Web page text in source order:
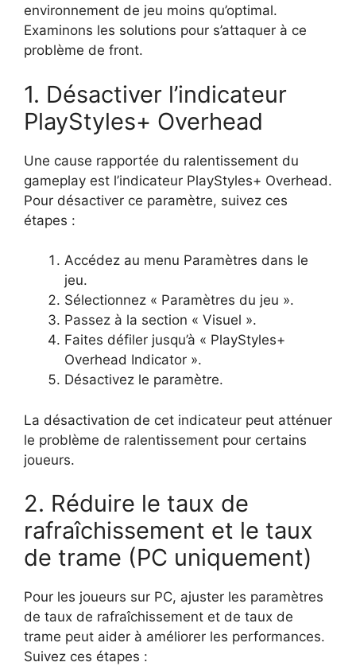
environnement de jeu moins qu’optimal.
Examinons les solutions pour s’attaquer à ce
problème de front.
1. Désactiver l’indicateur
PlayStyles+ Overhead
Une cause rapportée du ralentissement du
gameplay est l’indicateur PlayStyles+ Overhead.
Pour désactiver ce paramètre, suivez ces
étapes :
Accédez au menu Paramètres dans le
jeu.
Sélectionnez « Paramètres du jeu ».
Passez à la section « Visuel ».
Faites défiler jusqu’à « PlayStyles+
Overhead Indicator ».
Désactivez le paramètre.
La désactivation de cet indicateur peut atténuer
le problème de ralentissement pour certains
joueurs.
2. Réduire le taux de
rafraîchissement et le taux
de trame (PC uniquement)
Pour les joueurs sur PC, ajuster les paramètres
de taux de rafraîchissement et de taux de
trame peut aider à améliorer les performances.
Suivez ces étapes :